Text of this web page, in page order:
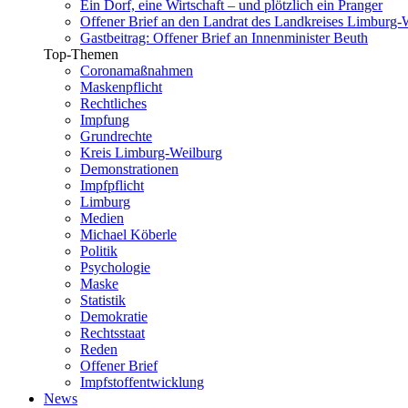
Ein Dorf, eine Wirtschaft – und plötzlich ein Pranger
Offener Brief an den Landrat des Landkreises Limburg-
Gastbeitrag: Offener Brief an Innenminister Beuth
Top-Themen
Coronamaßnahmen
Maskenpflicht
Rechtliches
Impfung
Grundrechte
Kreis Limburg-Weilburg
Demonstrationen
Impfpflicht
Limburg
Medien
Michael Köberle
Politik
Psychologie
Maske
Statistik
Demokratie
Rechtsstaat
Reden
Offener Brief
Impfstoffentwicklung
News